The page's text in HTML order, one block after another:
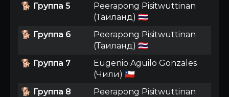
🐕 Группа 5
Peerapong Pisitwuttinan
(Таиланд) 🇹🇭
🐕 Группа 6
Peerapong Pisitwuttinan
(Таиланд) 🇹🇭
🐕 Группа 7
Eugenio Aguilo Gonzales
(Чили) 🇨🇱
🐕 Группа 8
Peerapong Pisitwuttinan